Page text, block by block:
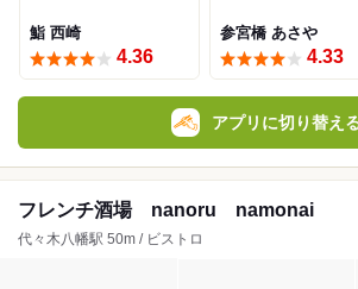
鮨 西崎
4.36
参宮橋 あさや
4.33
アプリに切り替え
フレンチ酒場 nanoru namonai
代々木八幡駅 50m / ビストロ